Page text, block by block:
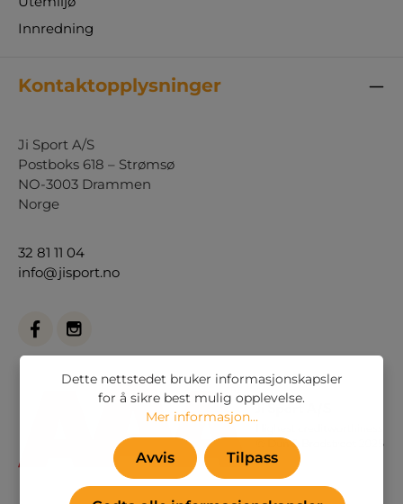
Innredning
Kontaktopplysninger
Ji Sport A/S
Postboks 618 – Strømsø
NO-3003 Drammen
Norge
32 81 11 04
info@jisport.no
Dette nettstedet bruker informasjonskapsler
for å sikre best mulig opplevelse.
Mer informasjon...
Avvis Tilpass